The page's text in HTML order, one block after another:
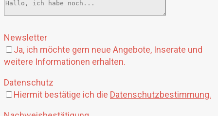
lasse
dieses
Feld
Newsletter
Ja, ich möchte gern neue Angebote, Inserate und
weitere Informationen erhalten.
Datenschutz
Hiermit bestätige ich die Datenschutzbestimmung.